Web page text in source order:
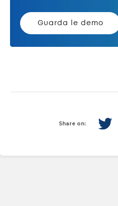
Guarda le demo
Share on: